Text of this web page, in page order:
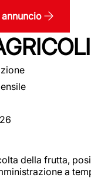
della frutta,
a